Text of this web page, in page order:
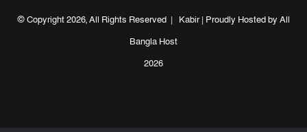
© Copyright 2026, All Rights Reserved | Kabir| Proudly Hosted by All
Bangla Host
2026